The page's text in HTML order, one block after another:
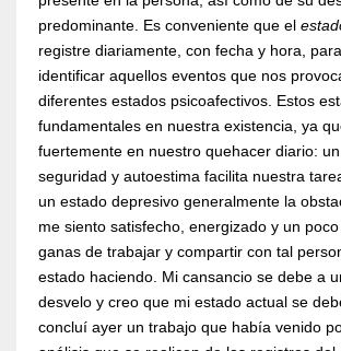
predominante. Es conveniente que el
registre diariamente, con fecha y hora,
identificar aquellos eventos que nos
diferentes estados psicoafectivos. Estos
fundamentales en nuestra existencia, ya
fuertemente en nuestro quehacer diario:
seguridad y autoestima facilita nuestra
un estado depresivo generalmente la
me siento satisfecho, energizado y un
ganas de trabajar y compartir con tal
estado haciendo. Mi cansancio se debe a
desvelo y creo que mi estado actual se
concluí ayer un trabajo que había venido